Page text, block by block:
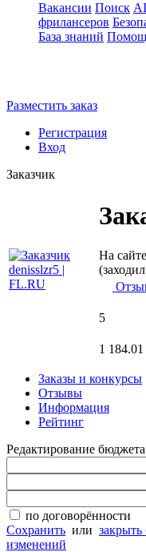
Вакансии Поиск
фрилансеров
База знаний
Разместить заказ
Регистрация
Вход
Заказчик
На
5
1 184.01
Заказы и конкурсы
Отзывы
Информация
Рейтинг
Редактирование бюджета
по договорённости
Сохранить или закрыть
изменений